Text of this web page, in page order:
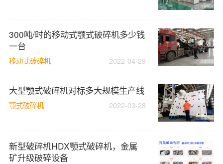
300吨/时的移动式颚式破碎机多少钱
一台
移动式破碎机 2022-04-29
大型颚式破碎机对标多大规模生产线
颚式破碎机 2022-03-28
新型破碎机HDX颚式破碎机，金属
矿升级破碎设备